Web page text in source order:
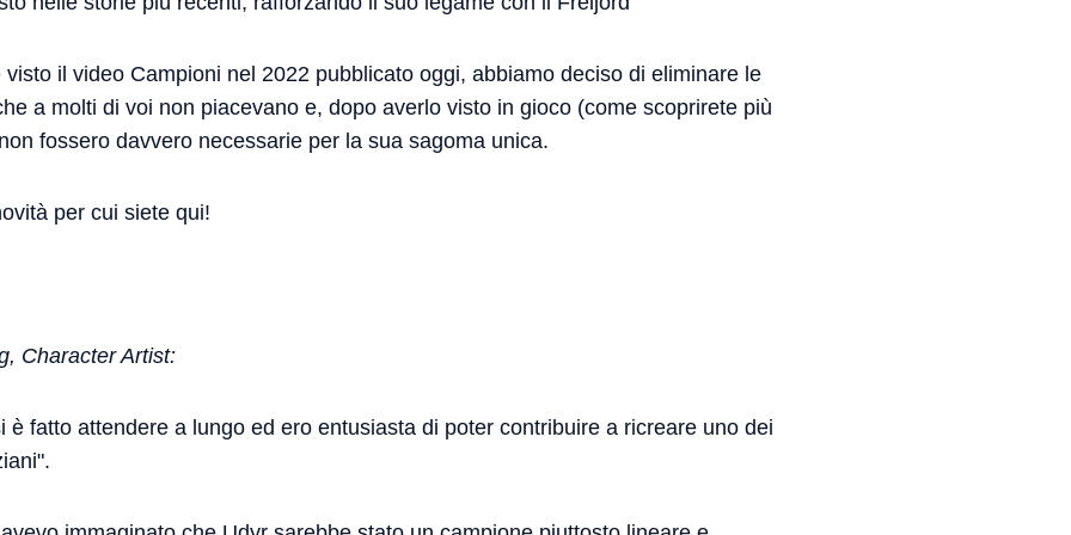
il video Campioni nel 2022 pubblicato oggi, abbiamo deciso di eliminare le
a molti di voi non piacevano e, dopo averlo visto in gioco (come scoprirete più
fossero davvero necessarie per la sua sagoma unica.
per cui siete qui!
Character Artist:
è fatto attendere a lungo ed ero entusiasta di poter contribuire a ricreare uno dei